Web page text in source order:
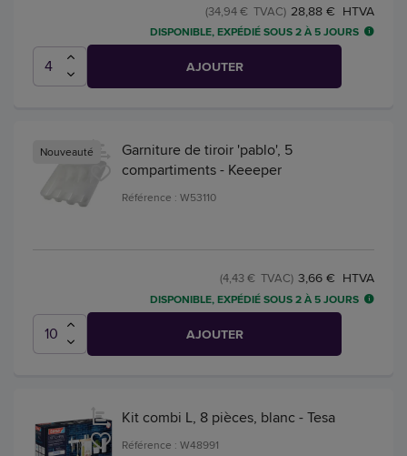
28,88 € HTVA
(34,94 € TVAC)
DISPONIBLE, EXPÉDIÉ SOUS 2 À 5 JOURS
AJOUTER
Nouveauté
Garniture de tiroir 'pablo', 5
compartiments - Keeeper
Référence : W53110
3,66 € HTVA
(4,43 € TVAC)
DISPONIBLE, EXPÉDIÉ SOUS 2 À 5 JOURS
AJOUTER
Kit combi L, 8 pièces, blanc - Tesa
Référence : W48991